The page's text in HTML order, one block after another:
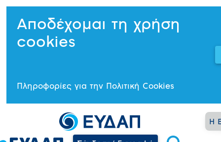
Αποδέχομαι τη χρήση
cookies
Πληροφορίες για την Πολιτική Cookies
Η